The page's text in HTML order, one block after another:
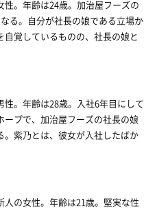
。年齢は24歳。加治屋フーズの
る。自分が社長の娘である立場か
覚しているものの、社長の娘と
。年齢は28歳。入社6年目にして
プで、加治屋フーズの社長の娘
紫乃とは、彼女が入社したばか
の女性。年齢は21歳。堅実な性